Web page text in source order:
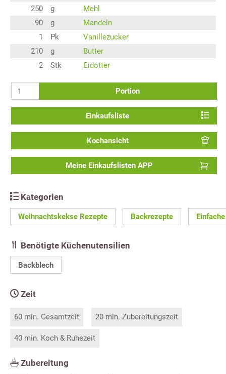
250
g
Mehl
90
g
Mandeln
1
Pk
Vanillezucker
210
g
Butter
2
Stk Eidotter
Portion
Einkaufsliste
Kochansicht
Meine Einkaufslisten APP
Kategorien
Weihnachtskekse Rezepte Backrezepte
Benötigte Küchenutensilien
Backblech
Zeit
60 min. Gesamtzeit 20 min. Zubereitungszeit
40 min. Koch & Ruhezeit
Zubereitung